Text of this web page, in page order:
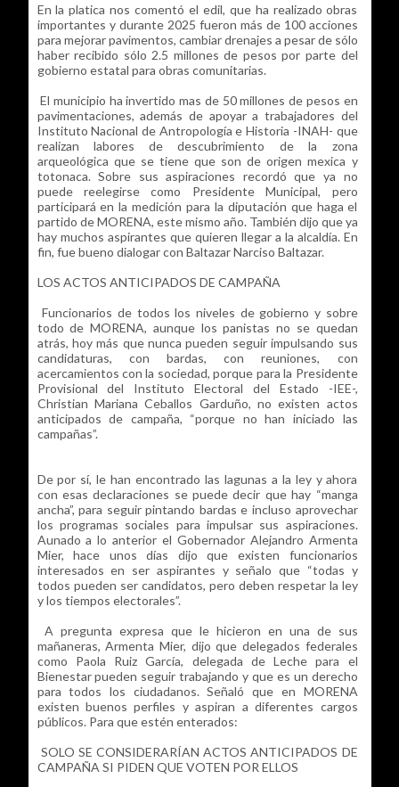
En la platica nos comentó el edil, que ha realizado obras
importantes y durante 2025 fueron más de 100 acciones
para mejorar pavimentos, cambiar drenajes a pesar de sólo
haber recibido sólo 2.5 millones de pesos por parte del
gobierno estatal para obras comunitarias.
El municipio ha invertido mas de 50 millones de pesos en
pavimentaciones, además de apoyar a trabajadores del
Instituto Nacional de Antropología e Historia -INAH- que
realizan labores de descubrimiento de la zona
arqueológica que se tiene que son de origen mexica y
totonaca. Sobre sus aspiraciones recordó que ya no
puede reelegirse como Presidente Municipal, pero
participará en la medición para la diputación que haga el
partido de MORENA, este mismo año. También dijo que ya
hay muchos aspirantes que quieren llegar a la alcaldía. En
fin, fue bueno dialogar con Baltazar Narciso Baltazar.
LOS ACTOS ANTICIPADOS DE CAMPAÑA
Funcionarios de todos los niveles de gobierno y sobre
todo de MORENA, aunque los panistas no se quedan
atrás, hoy más que nunca pueden seguir impulsando sus
candidaturas, con bardas, con reuniones, con
acercamientos con la sociedad, porque para la Presidente
Provisional del Instituto Electoral del Estado -IEE-,
Christian Mariana Ceballos Garduño, no existen actos
anticipados de campaña, “porque no han iniciado las
campañas”.
De por sí, le han encontrado las lagunas a la ley y ahora
con esas declaraciones se puede decir que hay “manga
ancha”, para seguir pintando bardas e incluso aprovechar
los programas sociales para impulsar sus aspiraciones.
Aunado a lo anterior el Gobernador Alejandro Armenta
Mier, hace unos días dijo que existen funcionarios
interesados en ser aspirantes y señalo que “todas y
todos pueden ser candidatos, pero deben respetar la ley
y los tiempos electorales”.
A pregunta expresa que le hicieron en una de sus
mañaneras, Armenta Mier, dijo que delegados federales
como Paola Ruiz García, delegada de Leche para el
Bienestar pueden seguir trabajando y que es un derecho
para todos los ciudadanos. Señaló que en MORENA
existen buenos perfiles y aspiran a diferentes cargos
públicos. Para que estén enterados:
SOLO SE CONSIDERARÍAN ACTOS ANTICIPADOS DE
CAMPAÑA SI PIDEN QUE VOTEN POR ELLOS